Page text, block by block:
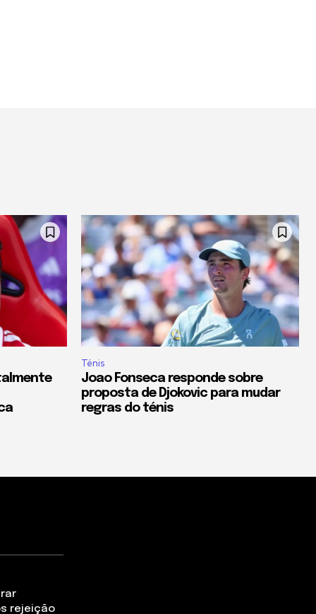
Ténis
Joao Fonseca responde sobre
proposta de Djokovic para mudar
regras do ténis
rejeição